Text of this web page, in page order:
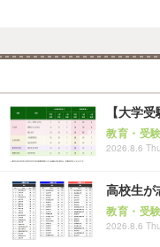
【大学
教育・受験
2026.8.6
高校生が
教育・受験
2026.8.6